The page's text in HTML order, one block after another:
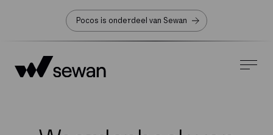
Pocos is onderdeel van Sewan